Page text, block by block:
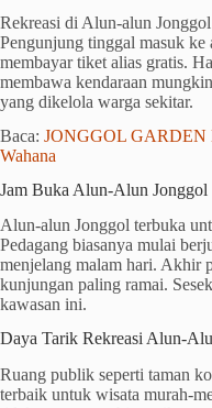
Rekreasi di Alun-alun
Pengunjung tinggal masuk ke
membayar tiket alias gratis.
membawa kendaraan
yang dikelola warga sekitar.
Baca: JONGGOL GARDEN
Wahana
Jam Buka Alun-Alun Jonggol
Alun-alun Jonggol terbuka
Pedagang biasanya mulai
menjelang malam hari. Akhir
kunjungan paling ramai.
kawasan ini.
Daya Tarik Rekreasi Alun-
Ruang publik seperti taman
terbaik untuk wisata murah-